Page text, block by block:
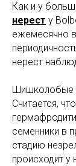
Как и у
нерест у
ежемесячно в
нерест
Шишколобые
Считается,
семенники в
стадию
происходит